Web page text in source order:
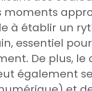
moments
à établir un
essentiel
De plus, le
également